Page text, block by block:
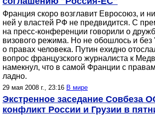
Франция скоро возглавит Евросоюз, и
ней у властей РФ не предвидится. С
на пресс-конференции говорили о
визового режима. Но не обошлось и
о правах человека. Путин ехидно
вопрос французского журналиста к
намекнул, что в самой Франции с
ладно.
29 мая 2008 г., 23:16 В мире
Экстренное заседание Совбеза
конфликт России и Грузии в